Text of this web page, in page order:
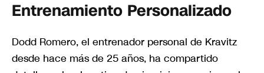
Entrenamiento Personalizado
Dodd Romero, el entrenador personal de Kravitz
desde hace más de 25 años, ha compartido